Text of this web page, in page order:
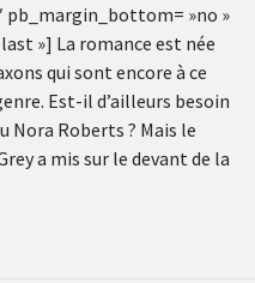
pb_margin_bottom= »no »
»] La romance est née
qui sont encore à ce
Est-il d’ailleurs besoin
Nora Roberts ? Mais le
a mis sur le devant de la